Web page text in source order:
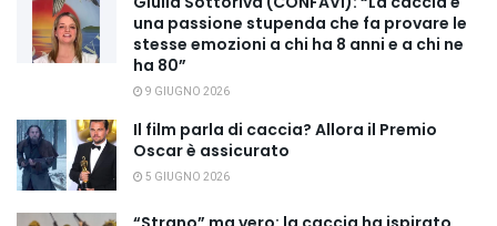
una passione stupenda che fa provare le
stesse emozioni a chi ha 8 anni e a chi ne
ha 80”
9 GIUGNO 2026
Il film parla di caccia? Allora il Premio
Oscar è assicurato
5 GIUGNO 2026